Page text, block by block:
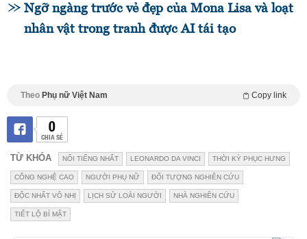
Ngỡ ngàng trước vẻ đẹp của Mona Lisa và loạt
nhân vật trong tranh được AI tái tạo
Theo Phụ nữ Việt Nam Copy link
0
CHIA SẺ
TỪ KHÓA NỔI TIẾNG NHẤT LEONARDO DA VINCI THỜI KỲ PHỤC HƯNG
CÔNG NGHỆ CAO NGƯỜI PHỤ NỮ ĐỐI TƯỢNG NGHIÊN CỨU
ĐỘC NHẤT VÔ NHỊ LỊCH SỬ LOÀI NGƯỜI NHÀ NGHIÊN CỨU
TIẾT LỘ BÍ MẬT